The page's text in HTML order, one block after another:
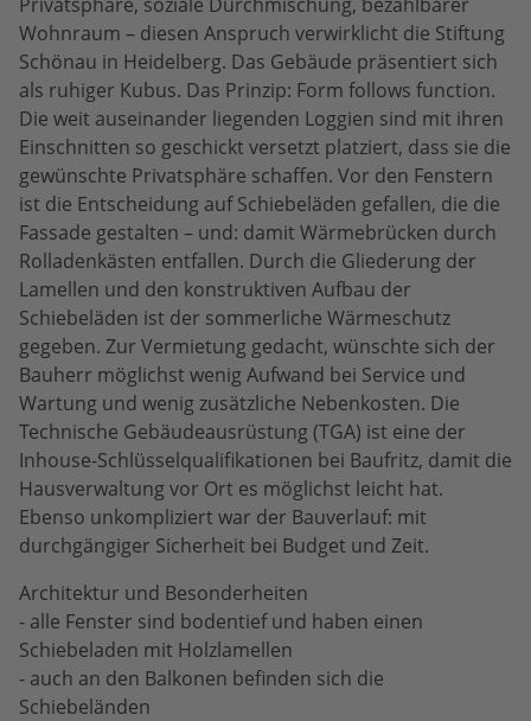
Wohnraum – diesen Anspruch verwirklicht die Stiftung
Schönau in Heidelberg. Das Gebäude präsentiert sich
als ruhiger Kubus. Das Prinzip: Form follows function.
Die weit auseinander liegenden Loggien sind mit ihren
Einschnitten so geschickt versetzt platziert, dass sie die
gewünschte Privatsphäre schaffen. Vor den Fenstern
ist die Entscheidung auf Schiebeläden gefallen, die die
Fassade gestalten – und: damit Wärmebrücken durch
Rolladenkästen entfallen. Durch die Gliederung der
Lamellen und den konstruktiven Aufbau der
Schiebeläden ist der sommerliche Wärmeschutz
gegeben. Zur Vermietung gedacht, wünschte sich der
Bauherr möglichst wenig Aufwand bei Service und
Wartung und wenig zusätzliche Nebenkosten. Die
Technische Gebäudeausrüstung (TGA) ist eine der
Inhouse-Schlüsselqualifikationen bei Baufritz, damit die
Hausverwaltung vor Ort es möglichst leicht hat.
Ebenso unkompliziert war der Bauverlauf: mit
durchgängiger Sicherheit bei Budget und Zeit.
Architektur und Besonderheiten
- alle Fenster sind bodentief und haben einen
Schiebeladen mit Holzlamellen
- auch an den Balkonen befinden sich die
Schiebeländen